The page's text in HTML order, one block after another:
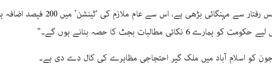
انہوں نےشکوہ کرتے ہوئے کہا کہ “موجودہ دور میں
مطالبات بجٹ کا حصہ بنانے ہوں گے۔”
کو اسلام آباد میں ملک گیر احتجاجی مظاہرے کی کال دے دی ہے۔